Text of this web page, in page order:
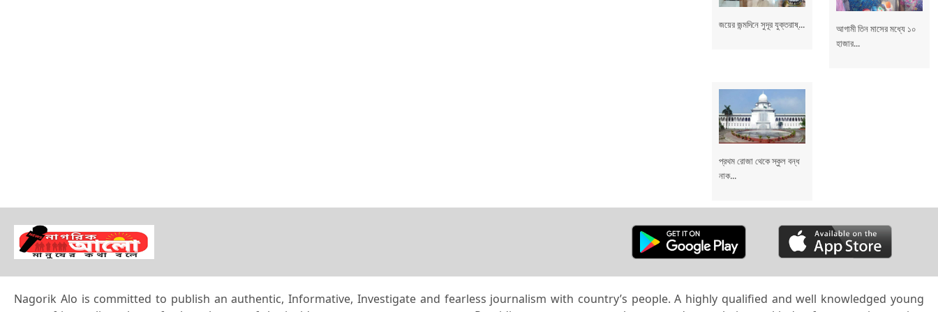
জয়ের জন্মদিনে সুদূর যুক্তরাষ্...
আগামী তিন মাসের মধ্যে ১০
হাজার...
প্রথম রোজা থেকে স্কুল বন্ধ
নাক...
Nagorik Alo is committed to publish an authentic, Informative, Investigate and fearless journalism with country’s people. A highly qualified and well knowledged young